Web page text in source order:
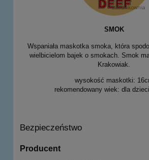
SMOK
Wspaniała maskotka smoka, która
wielbicielom bajek o smokach. Smok
Krakowiak.
wysokość maskotki:
rekomendowany wiek: dla
Bezpieczeństwo
Producent